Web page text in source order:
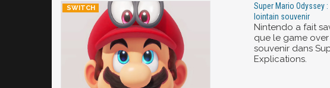
Super Mario Odyssey
lointain souvenir
Nintendo a fait
que le game
souvenir dans
Explications.